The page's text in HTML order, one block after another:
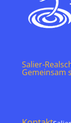
Salier-
Gemeinsam